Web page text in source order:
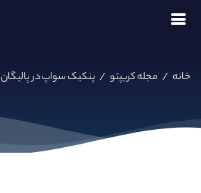
خانه / مجله کریپتو / پنکیک سواپ در پالیگان